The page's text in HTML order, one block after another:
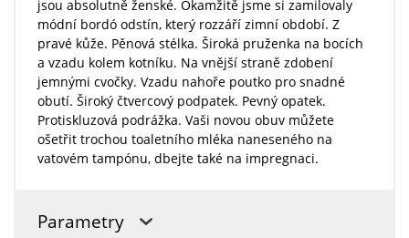
jsou absolutně ženské. Okamžitě jsme si zamilovaly
módní bordó odstín, který rozzáří zimní období. Z
pravé kůže. Pěnová stélka. Široká pruženka na bocích
a vzadu kolem kotníku. Na vnější straně zdobení
jemnými cvočky. Vzadu nahoře poutko pro snadné
obutí. Široký čtvercový podpatek. Pevný opatek.
Protiskluzová podrážka. Vaši novou obuv můžete
ošetřit trochou toaletního mléka naneseného na
vatovém tampónu, dbejte také na impregnaci.
Parametry